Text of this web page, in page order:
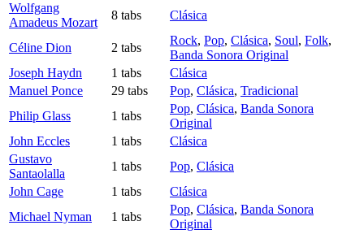
Wolfgang
Amadeus Mozart
8 tabs Clásica
Céline Dion 2 tabs
Rock, Pop, Clásica, Soul, Folk,
Banda Sonora Original
Joseph Haydn
1 tabs
Clásica
Manuel Ponce
29 tabs Pop, Clásica, Tradicional
Philip Glass
1 tabs
Pop, Clásica, Banda Sonora
Original
John Eccles
1 tabs
Clásica
Gustavo
Santaolalla
1 tabs Pop, Clásica
John Cage
1 tabs
Clásica
Michael Nyman
1 tabs
Pop, Clásica, Banda Sonora
Original